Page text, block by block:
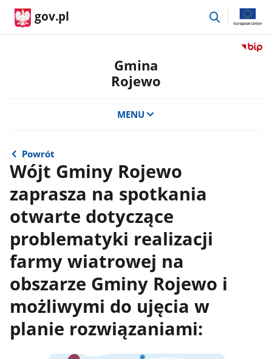
gov.pl
przejdź
Przejdź
Gmina
Rojewo
MENU
Powrót
Wójt Gminy Rojewo
zaprasza na spotkania
otwarte dotyczące
problematyki realizacji
farmy wiatrowej na
obszarze Gminy Rojewo i
możliwymi do ujęcia w
planie rozwiązaniami: